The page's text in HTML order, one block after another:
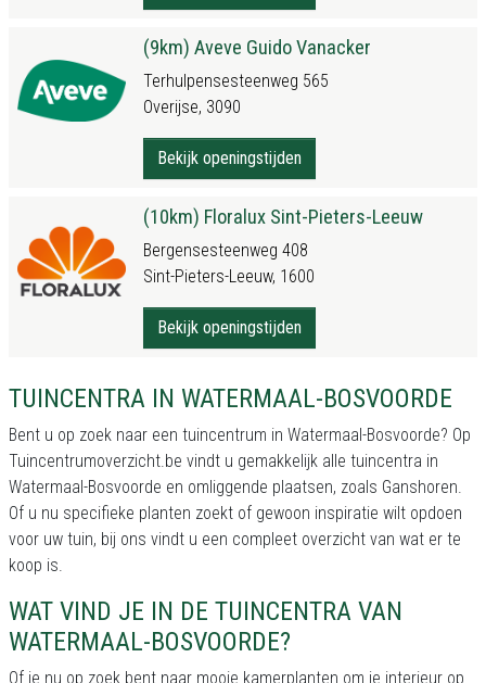
(9km) Aveve Guido Vanacker
Terhulpensesteenweg 565
Overijse, 3090
Bekijk openingstijden
(10km) Floralux Sint-Pieters-Leeuw
Bergensesteenweg 408
Sint-Pieters-Leeuw, 1600
Bekijk openingstijden
TUINCENTRA IN WATERMAAL-BOSVOORDE
Bent u op zoek naar een tuincentrum in Watermaal-Bosvoorde? Op
Tuincentrumoverzicht.be vindt u gemakkelijk alle tuincentra in
Watermaal-Bosvoorde en omliggende plaatsen, zoals Ganshoren.
Of u nu specifieke planten zoekt of gewoon inspiratie wilt opdoen
voor uw tuin, bij ons vindt u een compleet overzicht van wat er te
koop is.
WAT VIND JE IN DE TUINCENTRA VAN
WATERMAAL-BOSVOORDE?
Of je nu op zoek bent naar mooie kamerplanten om je interieur op